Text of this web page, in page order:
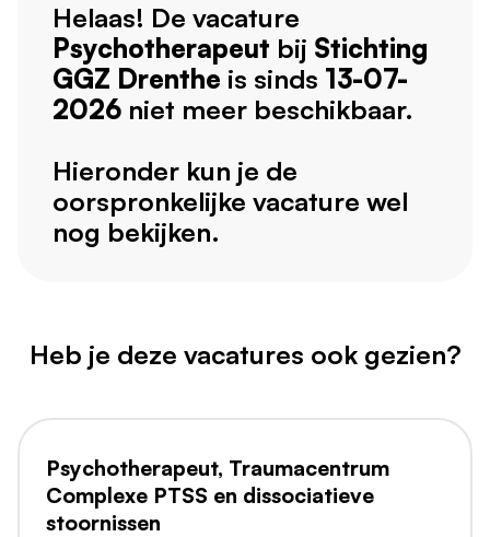
Helaas! De vacature
Psychotherapeut bij Stichting
GGZ Drenthe is sinds 13-07-
2026 niet meer beschikbaar.
Hieronder kun je de
oorspronkelijke vacature wel
nog bekijken.
Heb je deze vacatures ook gezien?
Psychotherapeut, Traumacentrum
Complexe PTSS en dissociatieve
stoornissen